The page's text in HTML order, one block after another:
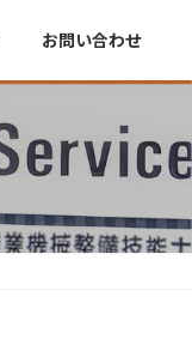
お問い合わせ